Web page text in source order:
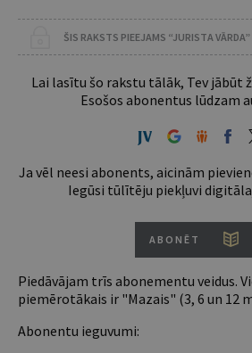
ŠIS RAKSTS PIEEJAMS “JURISTA
Lai lasītu šo rakstu tālāk, Tev jābūt
Esošos abonentus lūdzam
Ja vēl neesi abonents, aicinām
Iegūsi tūlītēju piekļuvi
ABONĒT
Piedāvājam trīs abonementu veidus.
piemērotākais ir "Mazais" (3, 6 un 12
Abonentu ieguvumi: